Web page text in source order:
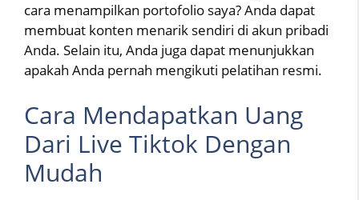
cara menampilkan portofolio saya? Anda dapat
membuat konten menarik sendiri di akun pribadi
Anda. Selain itu, Anda juga dapat menunjukkan
apakah Anda pernah mengikuti pelatihan resmi.
Cara Mendapatkan Uang
Dari Live Tiktok Dengan
Mudah